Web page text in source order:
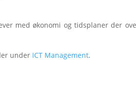
med økonomi og tidsplaner der
under ICT Management.